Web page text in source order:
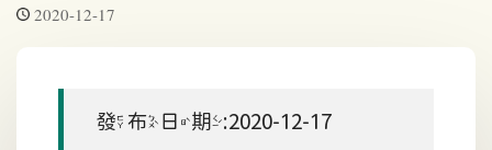
2020-12-17
發布日期:2020-12-17